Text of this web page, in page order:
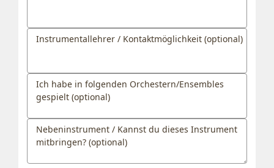
Instrumentallehrer / Kontaktmöglichkeit (optional)
Ich habe in folgenden Orchestern/Ensembles
gespielt (optional)
Nebeninstrument / Kannst du dieses Instrument
mitbringen? (optional)